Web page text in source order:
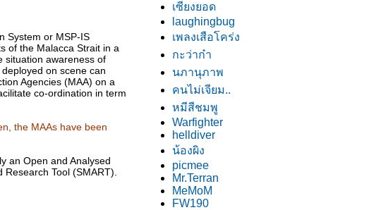
System or MSP-IS
of the Malacca Strait in a
situation awareness of
on scene can
Agencies (MAA) on a
co-ordination in term
the MAAs have been
an Open and Analysed
Tool (SMART).
เซียงยอด
laughingbug
เพลงเสือโคร่ง
กะว่าก๋า
นภานุภาพ
คนไม่เจียม..
หมีสีชมพู
Warfighter
helldiver
น้องผิง
picmee
Mr.Terran
MeMoM
FW190